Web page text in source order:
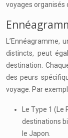
voyages organisés
distincts, peut
destination.
des peurs
voyage. Par
Le Type 1
destinations
le Japon.